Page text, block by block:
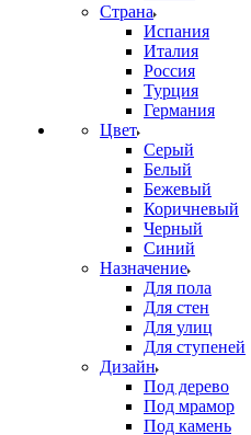
Страна
Испания
Италия
Россия
Турция
Германия
Цвет
Серый
Белый
Бежевый
Коричневый
Черный
Синий
Назначение
Для пола
Для стен
Для улиц
Для ступеней
Дизайн
Под дерево
Под мрамор
Под камень